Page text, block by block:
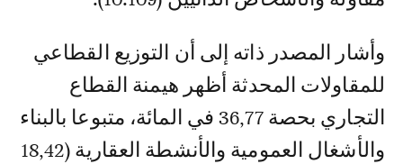
وأشار المصدر ذاته إلى أن التوزيع القطاعي
للمقاولات المحدثة أظهر هيمنة القطاع
التجاري بحصة 36,77 في المائة، متبوعا بالبناء
والأشغال العمومية والأنشطة العقارية (18,42